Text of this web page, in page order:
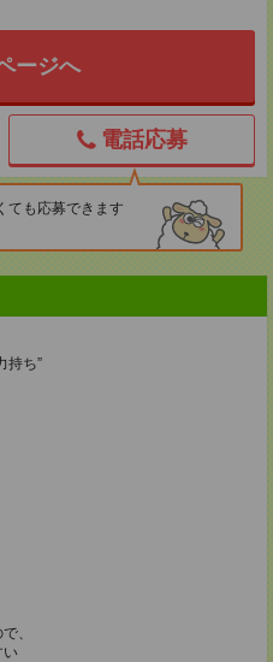
ージへ
電話応募
ても応募できます
持ち”
、
い